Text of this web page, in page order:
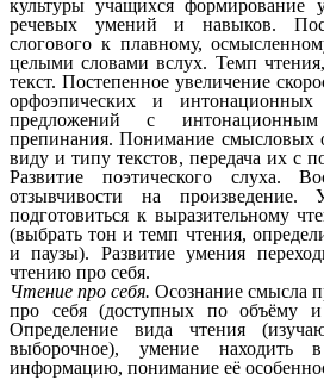
культуры учащихся формирование
речевых умений и навыков.
слогового к плавному,
целыми словами вслух. Темп
текст. Постепенное увеличение
орфоэпических и
предложений с
препинания. Понимание смысловых
виду и типу текстов, передача их с
Развитие поэтического слуха.
отзывчивости на произведение.
подготовиться к выразительному
(выбрать тон и темп чтения,
и паузы).
Развитие умения
чтению про себя.
Чтение про себя. Осознание смысла
про себя (доступных по объёму и
Определение вида чтения
выборочное), умение находить
информацию, понимание её